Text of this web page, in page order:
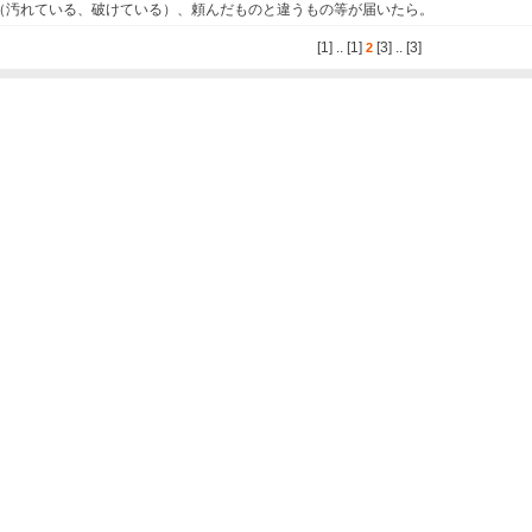
汚れている、破けている）、頼んだものと違うもの等が届いたら。
[1] .. [1] 2 [3] .. [3]